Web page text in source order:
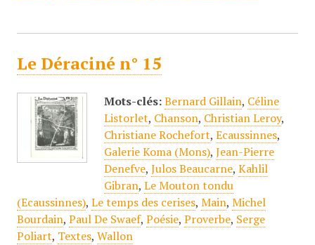
Le Déraciné n° 15
Mots-clés: Bernard Gillain, Céline
Listorlet, Chanson, Christian Leroy,
Christiane Rochefort, Ecaussinnes,
Galerie Koma (Mons), Jean-Pierre
Denefve, Julos Beaucarne, Kahlil
Gibran, Le Mouton tondu
(Ecaussinnes), Le temps des cerises, Main, Michel
Bourdain, Paul De Swaef, Poésie, Proverbe, Serge
Poliart, Textes, Wallon